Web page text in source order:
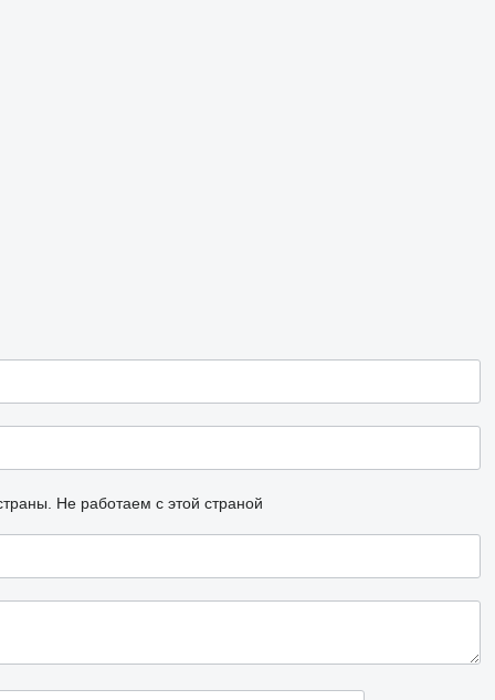
Не работаем с этой страной